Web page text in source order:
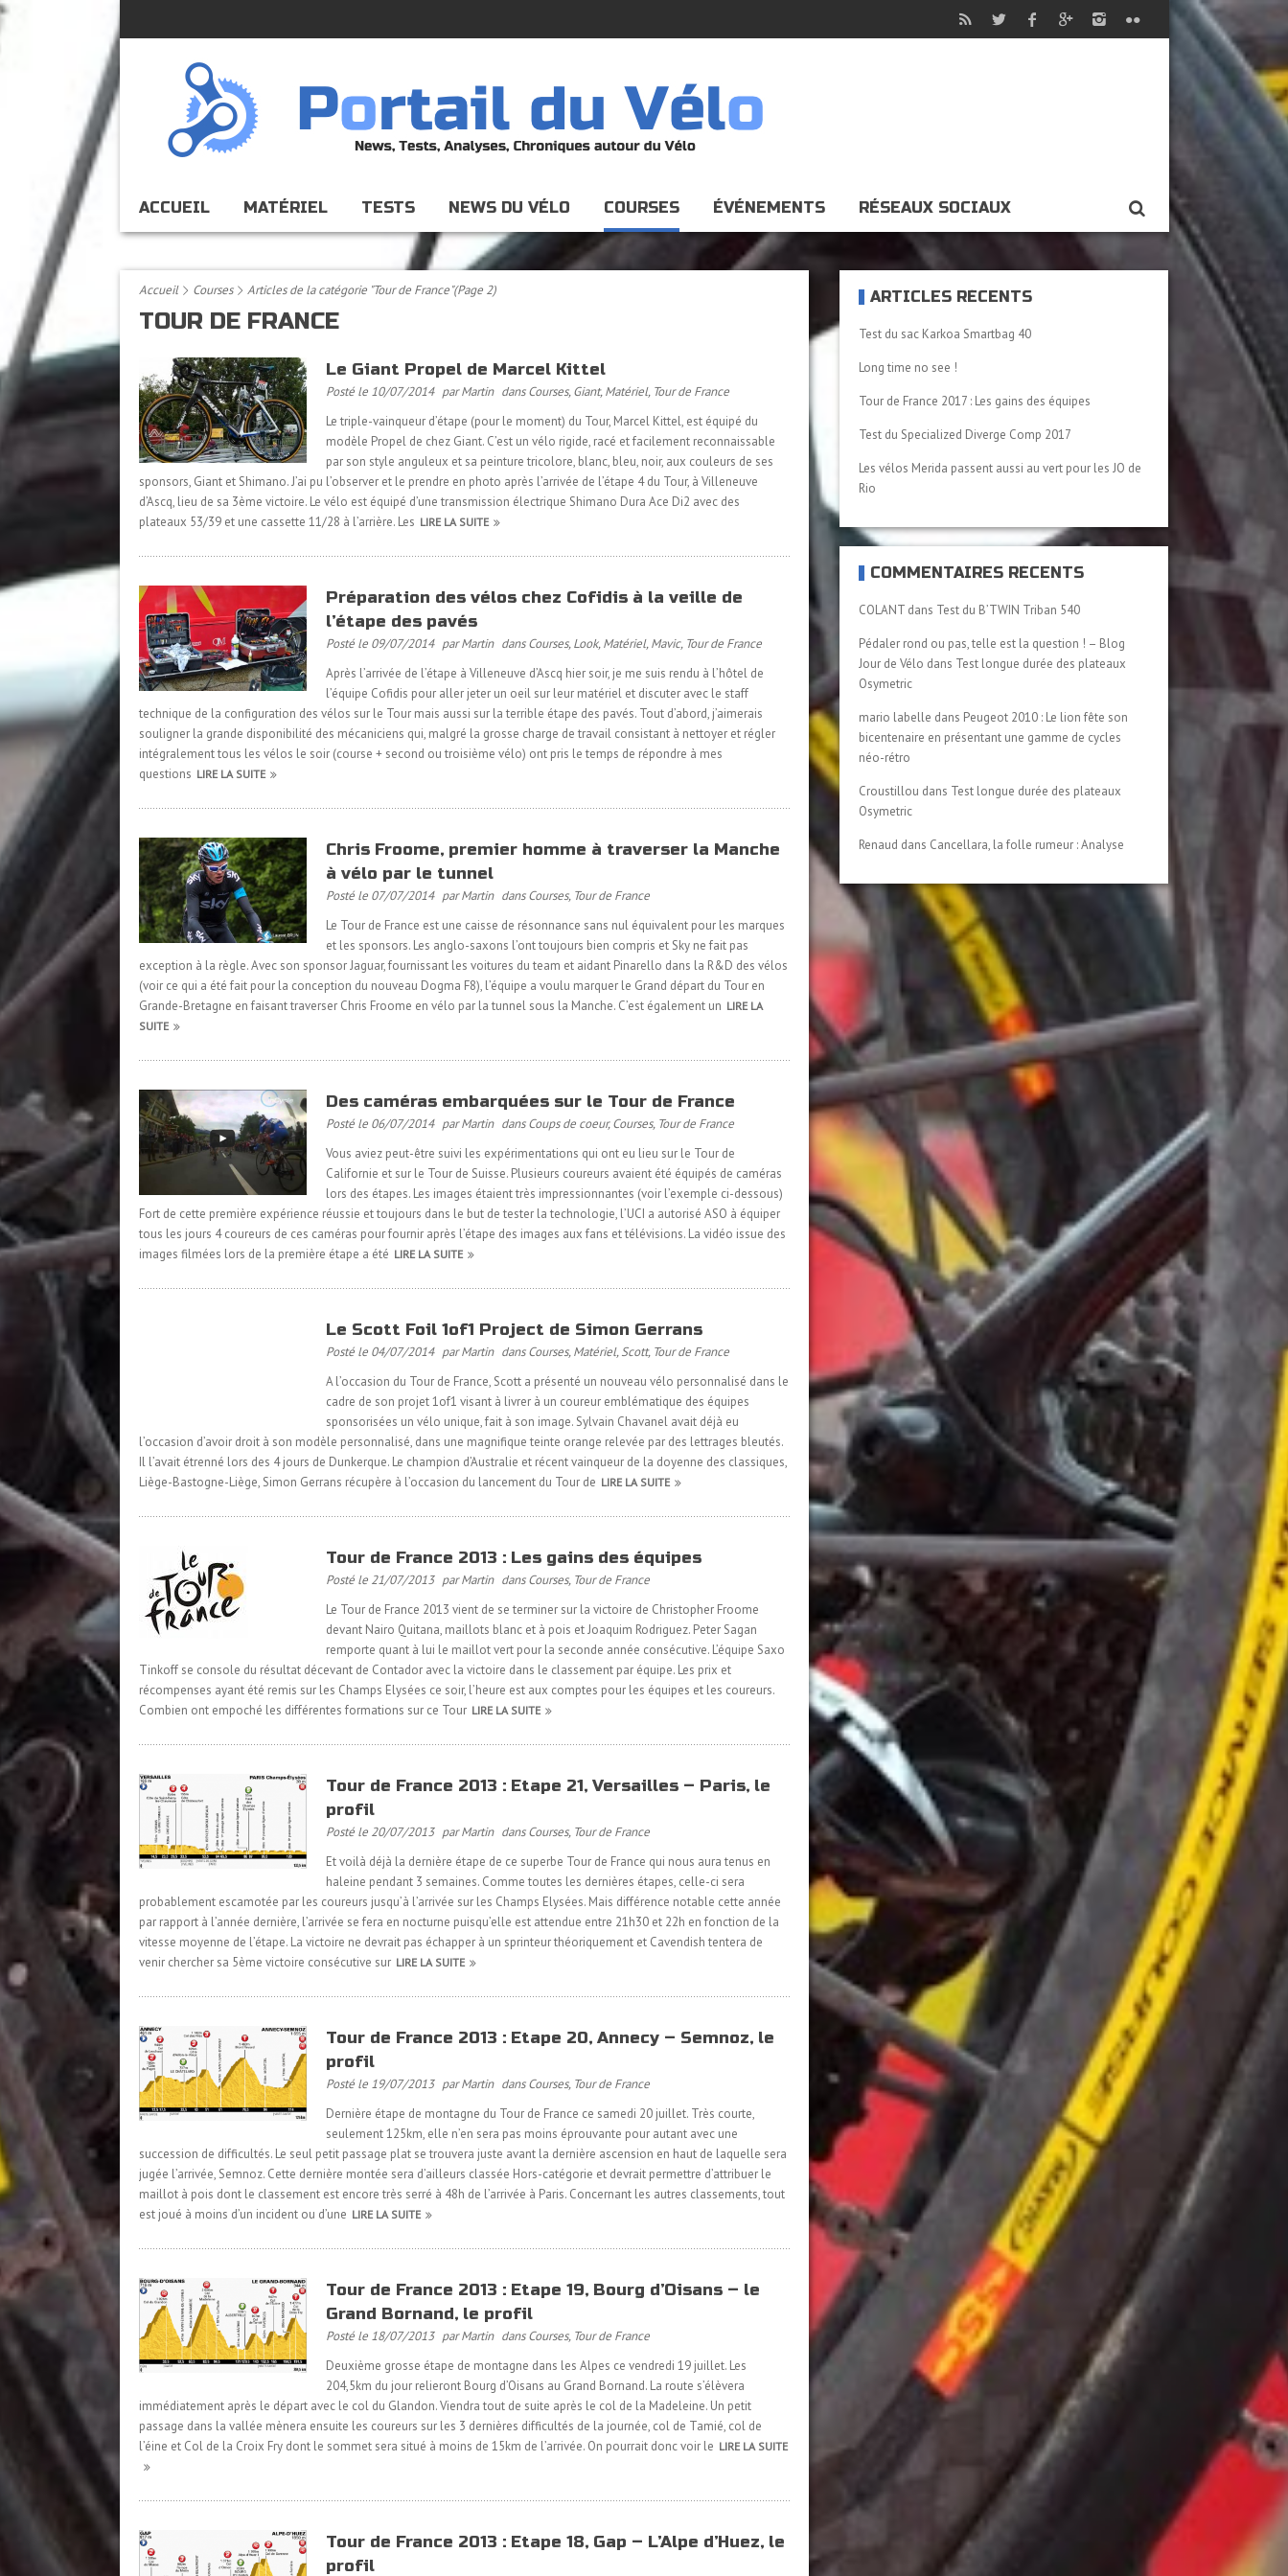
ACCUEIL MATÉRIEL TESTS NEWS DU VÉLO COURSES ÉVÉNEMENTS RÉSEAUX SOCIAUX
Accueil Courses Articles de la catégorie "Tour de France"(Page 2)
TOUR DE FRANCE
Le Giant Propel de Marcel Kittel
Posté le 10/07/2014 par Martin dansCourses,Giant,Matériel, Tour de France
Le triple-vainqueur d’étape (pour le moment) du Tour, Marcel Kittel, est équipé du
modèle Propel de chez Giant. C’est un vélo rigide, racé et facilement reconnaissable
par son style anguleux et sa peinture tricolore, blanc, bleu, noir, aux couleurs de ses
sponsors, Giant et Shimano. J’ai pu l’observer et le prendre en photo après l’arrivée de l’étape 4 du Tour, à Villeneuve
d’Ascq, lieu de sa 3ème victoire. Le vélo est équipé d’une transmission électrique Shimano Dura Ace Di2 avec des
plateaux 53/39 et une cassette 11/28 à l’arrière. Les LIRE LA SUITE
Préparation des vélos chez Cofidis à la veille de
l’étape des pavés
Posté le 09/07/2014 par Martin dansCourses,Look,Matériel,Mavic, Tour de France
Après l’arrivée de l’étape à Villeneuve d’Ascq hier soir, je me suis rendu à l’hôtel de
l’équipe Cofidis pour aller jeter un oeil sur leur matériel et discuter avec le staff
technique de la configuration des vélos sur le Tour mais aussi sur la terrible étape des pavés. Tout d’abord, j’aimerais
souligner la grande disponibilité des mécaniciens qui, malgré la grosse charge de travail consistant à nettoyer et régler
intégralement tous les vélos le soir (course + second ou troisième vélo) ont pris le temps de répondre à mes
questions LIRE LA SUITE
Chris Froome, premier homme à traverser la Manche
à vélo par le tunnel
Posté le 07/07/2014 par Martin dansCourses, Tour de France
Le Tour de France est une caisse de résonnance sans nul équivalent pour les marques
et les sponsors. Les anglo-saxons l’ont toujours bien compris et Sky ne fait pas
exception à la règle. Avec son sponsor Jaguar, fournissant les voitures du team et aidant Pinarello dans la R&D des vélos
(voir ce qui a été fait pour la conception du nouveau Dogma F8), l’équipe a voulu marquer le Grand départ du Tour en
Grande-Bretagne en faisant traverser Chris Froome en vélo par la tunnel sous la Manche. C’est également un LIRE LA
SUITE
Des caméras embarquées sur le Tour de France
Posté le 06/07/2014 par Martin dansCoups de coeur,Courses, Tour de France
Vous aviez peut-être suivi les expérimentations qui ont eu lieu sur le Tour de
Californie et sur le Tour de Suisse. Plusieurs coureurs avaient été équipés de caméras
lors des étapes. Les images étaient très impressionnantes (voir l’exemple ci-dessous)
Fort de cette première expérience réussie et toujours dans le but de tester la technologie, l’UCI a autorisé ASO à équiper
tous les jours 4 coureurs de ces caméras pour fournir après l’étape des images aux fans et télévisions. La vidéo issue des
images filmées lors de la première étape a été LIRE LA SUITE
Le Scott Foil 1of1 Project de Simon Gerrans
Posté le 04/07/2014 par Martin dansCourses,Matériel,Scott, Tour de France
A l’occasion du Tour de France, Scott a présenté un nouveau vélo personnalisé dans le
cadre de son projet 1of1 visant à livrer à un coureur emblématique des équipes
sponsorisées un vélo unique, fait à son image. Sylvain Chavanel avait déjà eu
l’occasion d’avoir droit à son modèle personnalisé, dans une magnifique teinte orange relevée par des lettrages bleutés.
Il l’avait étrenné lors des 4 jours de Dunkerque. Le champion d’Australie et récent vainqueur de la doyenne des classiques,
Liège-Bastogne-Liège, Simon Gerrans récupère à l’occasion du lancement du Tour de LIRE LA SUITE
Tour de France 2013 : Les gains des équipes
Posté le 21/07/2013 par Martin dansCourses, Tour de France
Le Tour de France 2013 vient de se terminer sur la victoire de Christopher Froome
devant Nairo Quitana, maillots blanc et à pois et Joaquim Rodriguez. Peter Sagan
remporte quant à lui le maillot vert pour la seconde année consécutive. L’équipe Saxo
Tinkoff se console du résultat décevant de Contador avec la victoire dans le classement par équipe. Les prix et
récompenses ayant été remis sur les Champs Elysées ce soir, l’heure est aux comptes pour les équipes et les coureurs.
Combien ont empoché les différentes formations sur ce Tour LIRE LA SUITE
Tour de France 2013 : Etape 21, Versailles – Paris, le
profil
Posté le 20/07/2013 par Martin dansCourses, Tour de France
Et voilà déjà la dernière étape de ce superbe Tour de France qui nous aura tenus en
haleine pendant 3 semaines. Comme toutes les dernières étapes, celle-ci sera
probablement escamotée par les coureurs jusqu’à l’arrivée sur les Champs Elysées. Mais différence notable cette année
par rapport à l’année dernière, l’arrivée se fera en nocturne puisqu’elle est attendue entre 21h30 et 22h en fonction de la
vitesse moyenne de l’étape. La victoire ne devrait pas échapper à un sprinteur théoriquement et Cavendish tentera de
venir chercher sa 5ème victoire consécutive sur LIRE LA SUITE
Tour de France 2013 : Etape 20, Annecy – Semnoz, le
profil
Posté le 19/07/2013 par Martin dansCourses, Tour de France
Dernière étape de montagne du Tour de France ce samedi 20 juillet. Très courte,
seulement 125km, elle n’en sera pas moins éprouvante pour autant avec une
succession de difficultés. Le seul petit passage plat se trouvera juste avant la dernière ascension en haut de laquelle sera
jugée l’arrivée, Semnoz. Cette dernière montée sera d’ailleurs classée Hors-catégorie et devrait permettre d’attribuer le
maillot à pois dont le classement est encore très serré à 48h de l’arrivée à Paris. Concernant les autres classements, tout
est joué à moins d’un incident ou d’une LIRE LA SUITE
Tour de France 2013 : Etape 19, Bourg d’Oisans – le
Grand Bornand, le profil
Posté le 18/07/2013 par Martin dansCourses, Tour de France
Deuxième grosse étape de montagne dans les Alpes ce vendredi 19 juillet. Les
204,5km du jour relieront Bourg d’Oisans au Grand Bornand. La route s’élèvera
immédiatement après le départ avec le col du Glandon. Viendra tout de suite après le col de la Madeleine. Un petit
passage dans la vallée mènera ensuite les coureurs sur les 3 dernières difficultés de la journée, col de Tamié, col de
l’éine et Col de la Croix Fry dont le sommet sera situé à moins de 15km de l’arrivée. On pourrait donc voir le LIRE LA SUITE
Tour de France 2013 : Etape 18, Gap – L’Alpe d’Huez, le
profil
ARTICLES RÉCENTS
Test du sac Karkoa Smartbag 40
Long time no see !
Tour de France 2017 : Les gains des équipes
Test du Specialized Diverge Comp 2017
Les vélos Merida passent aussi au vert pour les JO de
Rio
COMMENTAIRES RÉCENTS
COLANT dans Test du B’TWIN Triban 540
Pédaler rond ou pas, telle est la question ! – Blog
Jour de Vélo dans Test longue durée des plateaux
Osymetric
mario labelle dans Peugeot 2010 : Le lion fête son
bicentenaire en présentant une gamme de cycles
néo-rétro
Croustillou dans Test longue durée des plateaux
Osymetric
Renaud dans Cancellara, la folle rumeur : Analyse